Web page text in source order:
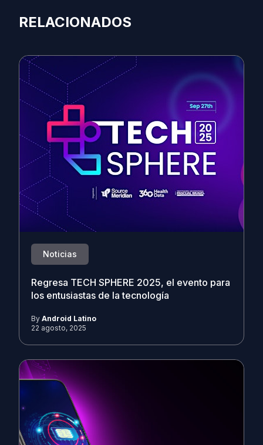
RELACIONADOS
Noticias
Regresa TECH SPHERE 2025, el evento para
los entusiastas de la tecnología
By Android Latino
22 agosto, 2025